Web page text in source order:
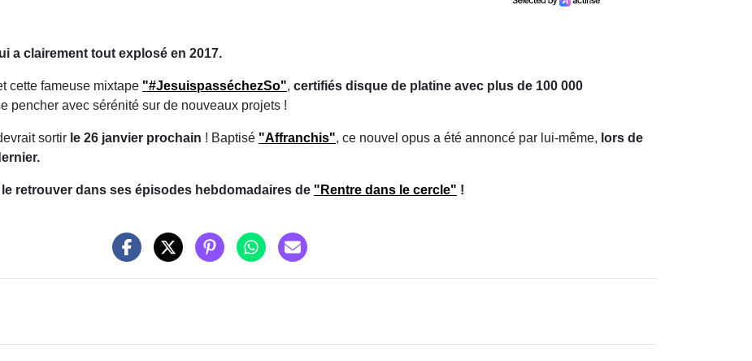
a clairement tout explosé en 2017.
cette fameuse mixtape "#JesuispasséchezSo", certifiés disque de platine avec plus de 100 000
pencher avec sérénité sur de nouveaux projets !
sortir le 26 janvier prochain ! Baptisé "Affranchis", ce nouvel opus a été annoncé par lui-même, lors de
retrouver dans ses épisodes hebdomadaires de "Rentre dans le cercle" !